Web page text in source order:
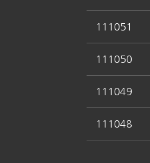
111051
111050
111049
111048